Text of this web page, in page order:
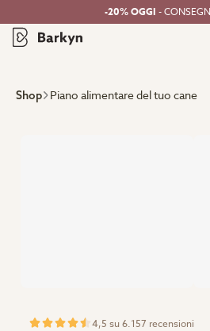
-20% OGGI -
Shop Piano alimentare del tuo cane
4,5 su 6.157 recensioni